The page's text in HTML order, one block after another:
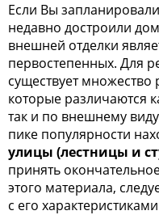
Если Вы
недавно достроили
внешней отделки
первостепенных. Для
существует
которые различаются
так и по внешнему
пике популярности
улицы (лестницы и
принять
этого материала,
с его